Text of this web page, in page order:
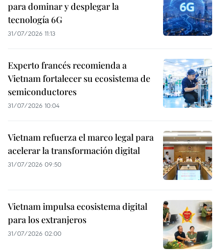
para dominar y desplegar la
tecnología 6G
31/07/2026 11:13
Experto francés recomienda a
Vietnam fortalecer su ecosistema de
semiconductores
31/07/2026 10:04
Vietnam refuerza el marco legal para
acelerar la transformación digital
31/07/2026 09:50
Vietnam impulsa ecosistema digital
para los extranjeros
31/07/2026 02:00